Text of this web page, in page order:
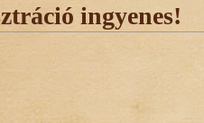
ingyenes!